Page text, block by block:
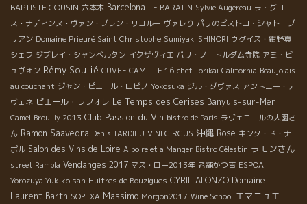
BAPTISTE COUSIN 六本木 Barcelona LE BARATIN Sylvie Augereau ラ・グロ
ス・ナディンヌ・ヴァン・ブラン・リコルー ヴァレり パリのビストロ・シャトーブ
リアン Domaine Prieuré Saint Christophe Sumiyaki SHINORI ウグイス・紺野真
シェフ ジブレイ・シャンベルタン イクザヴィエ パリ・ノートルダム寺院 アミ・ビ
ュヴォン Rémy Soulié CUVEE CAMILLE 16 chef Torikai California Beaujolais
au couchant ジャン・ピエール・ロビノ Yokosuka ジル・ダヴァス アントニー・テ
ヴェネ ピエール・ラフォレ Le Temps des Cerises Banyuls-sur-Mer
Camel Brouilly 2013 Club Passion du Vin bistro de Paris ラヴェニールの大園さ
ん Ramon Saavedra Denis TARDIEU VINI CIRCUS 沖縄 Rose キンタ・ド・ナ
ポル Salon des Vins de Loire A boire et a Manger Bistro Célestin ラモンさん
street Rambla Vendanges 2017 マス・ロー2013年 老舗かつ吉 ESPOA
Yorozuya Yukiko san Huitres de Bouzigues CYRIL ALONZO Domaine
Laurent Barth SOPEXA Massimo Morgon2017 Wine School エマニュエ